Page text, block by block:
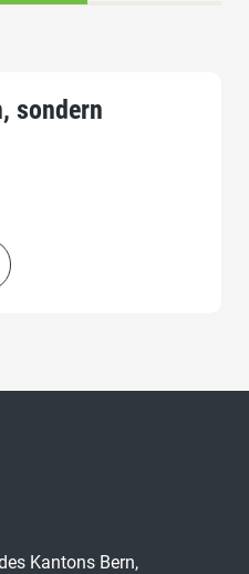
sondern
Kantons Bern,